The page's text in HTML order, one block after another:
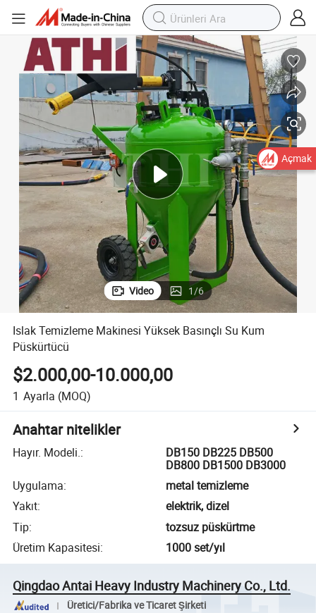
Video 1/6
Islak Temizleme Makinesi Yüksek Basınçlı Su Kum
Püskürtücü
$2.000,00-10.000,00
1 Ayarla (MOQ)
Anahtar nitelikler
Hayır. Modeli.:
DB150 DB225 DB500
DB800 DB1500 DB3000
Uygulama:
metal temizleme
Yakıt:
elektrik, dizel
Tip:
tozsuz püskürtme
Üretim Kapasitesi: 1000 set/yıl
Qingdao Antai Heavy Industry Machinery Co., Ltd.
Üretici/Fabrika ve Ticaret Şirketi
Açmak